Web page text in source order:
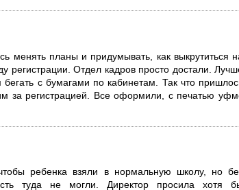
менять планы и придумывать, как выкрутиться
регистрации. Отдел кадров просто достали.
с бумагами по кабинетам. Так что
за регистрацией. Все оформили, с печатью
ребенка взяли в нормальную школу, но
туда не могли. Директор просила хотя